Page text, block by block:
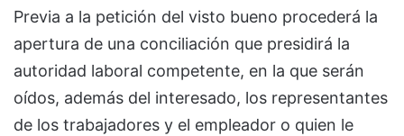
Previa a la petición del visto bueno procederá la
apertura de una conciliación que presidirá la
autoridad laboral competente, en la que serán
oídos, además del interesado, los representantes
de los trabajadores y el empleador o quien le